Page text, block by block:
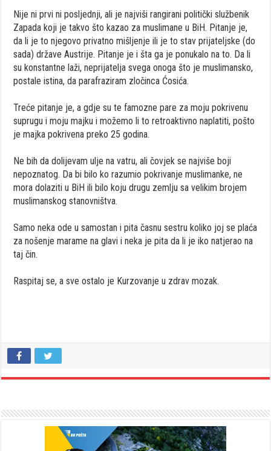
Nije ni prvi ni posljednji, ali je najviši rangirani politički službenik
Zapada koji je takvo što kazao za muslimane u BiH. Pitanje je,
da li je to njegovo privatno mišljenje ili je to stav prijateljske (do
sada) države Austrije. Pitanje je i šta ga je ponukalo na to. Da li
su konstantne laži, neprijatelja svega onoga što je muslimansko,
postale istina, da parafraziram zločinca Ćosića.
Treće pitanje je, a gdje su te famozne pare za moju pokrivenu
suprugu i moju majku i možemo li to retroaktivno naplatiti, pošto
je majka pokrivena preko 25 godina.
Ne bih da dolijevam ulje na vatru, ali čovjek se najviše boji
nepoznatog. Da bi bilo ko razumio pokrivanje muslimanke, ne
mora dolaziti u BiH ili bilo koju drugu zemlju sa velikim brojem
muslimanskog stanovništva.
Samo neka ode u samostan i pita časnu sestru koliko joj se plaća
za nošenje marame na glavi i neka je pita da li je iko natjerao na
taj čin.
Raspitaj se, a sve ostalo je Kurzovanje u zdrav mozak.